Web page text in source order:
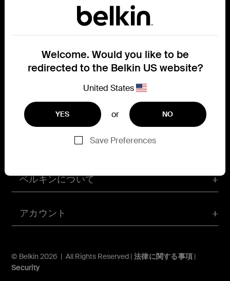
Welcome. Would you like to be
redirected to the Belkin US website?
United States
YES or NO
Save Preferences
アカウント
ベルキンについて
© Belkin 2026 | All Rights Reserved | 法律に関する事項 |
Security
ニュースおよび特典の詳細をご覧ください
Belkin Twitter
Belkin Facebook
Belkin Instagram
Belkin LinkedIn
Belkin Youtube
Belkin TikTok